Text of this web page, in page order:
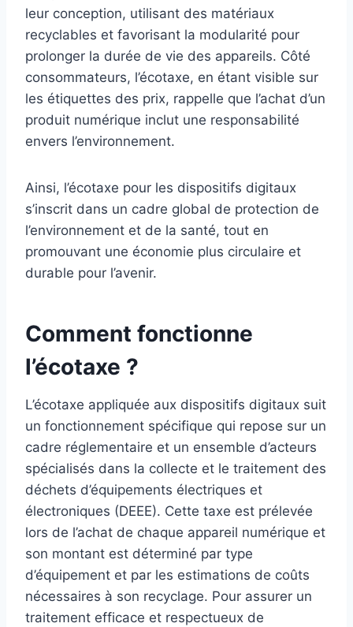
leur conception, utilisant des matériaux
recyclables et favorisant la modularité pour
prolonger la durée de vie des appareils. Côté
consommateurs, l’écotaxe, en étant visible sur
les étiquettes des prix, rappelle que l’achat d’un
produit numérique inclut une responsabilité
envers l’environnement.
Ainsi, l’écotaxe pour les dispositifs digitaux
s’inscrit dans un cadre global de protection de
l’environnement et de la santé, tout en
promouvant une économie plus circulaire et
durable pour l’avenir.
Comment fonctionne
l’écotaxe ?
L’écotaxe appliquée aux dispositifs digitaux suit
un fonctionnement spécifique qui repose sur un
cadre réglementaire et un ensemble d’acteurs
spécialisés dans la collecte et le traitement des
déchets d’équipements électriques et
électroniques (DEEE). Cette taxe est prélevée
lors de l’achat de chaque appareil numérique et
son montant est déterminé par type
d’équipement et par les estimations de coûts
nécessaires à son recyclage. Pour assurer un
traitement efficace et respectueux de